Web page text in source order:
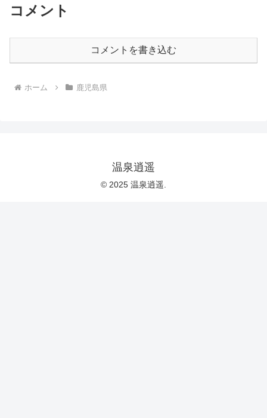
コメント
コメントを書き込む
ホーム 鹿児島県
温泉逍遥
© 2025 温泉逍遥.